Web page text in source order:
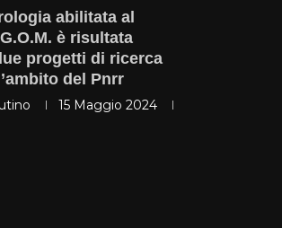
abilitata al
è risultata
progetti di ricerca
del Pnrr
15 Maggio 2024